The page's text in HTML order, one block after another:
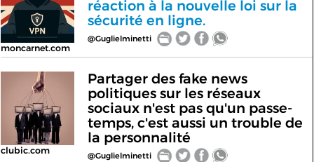
moncarnet.com
réaction à la nouvelle loi sur la
sécurité en ligne.
@Guglielminetti
clubic.com
Partager des fake news
politiques sur les réseaux
sociaux n'est pas qu'un passe-
temps, c'est aussi un trouble de
la personnalité
@Guglielminetti